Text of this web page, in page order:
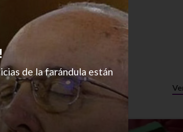
de la farándula están